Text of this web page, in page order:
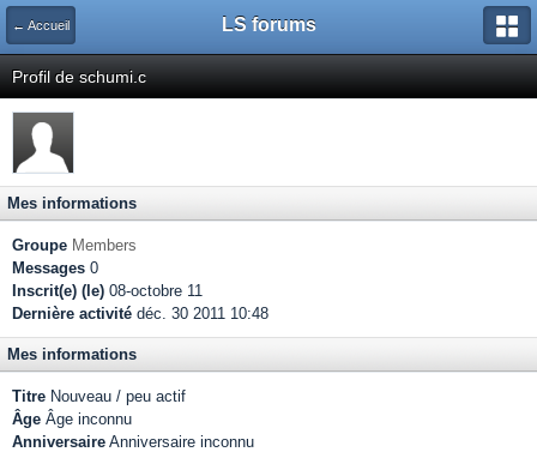
← Accueil LS forums
Profil de schumi.c
Mes informations
Groupe Members
Messages 0
Inscrit(e) (le) 08-octobre 11
Dernière activité déc. 30 2011 10:48
Mes informations
Titre Nouveau / peu actif
Âge Âge inconnu
Anniversaire Anniversaire inconnu